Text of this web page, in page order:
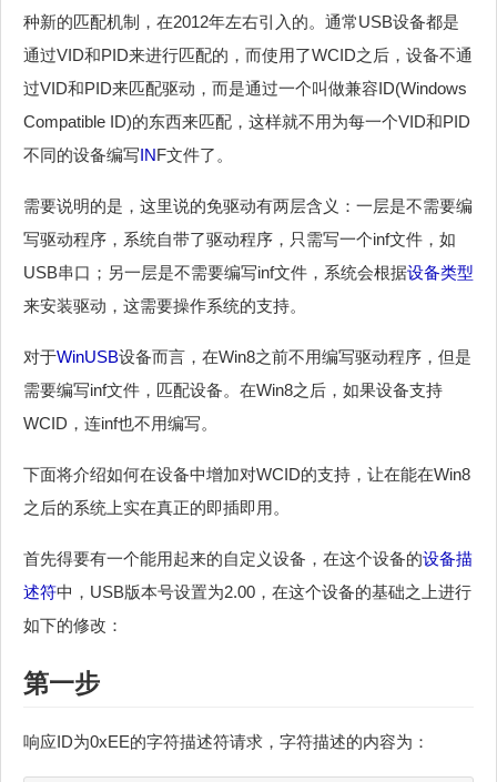
种新的匹配机制，在2012年左右引入的。通常USB设备都是
通过VID和PID来进行匹配的，而使用了WCID之后，设备不通
过VID和PID来匹配驱动，而是通过一个叫做兼容ID(Windows
Compatible ID)的东西来匹配，这样就不用为每一个VID和PID
不同的设备编写INF文件了。
需要说明的是，这里说的免驱动有两层含义：一层是不需要编
写驱动程序，系统自带了驱动程序，只需写一个inf文件，如
USB串口；另一层是不需要编写inf文件，系统会根据设备类型
来安装驱动，这需要操作系统的支持。
对于WinUSB设备而言，在Win8之前不用编写驱动程序，但是
需要编写inf文件，匹配设备。在Win8之后，如果设备支持
WCID，连inf也不用编写。
下面将介绍如何在设备中增加对WCID的支持，让在能在Win8
之后的系统上实在真正的即插即用。
首先得要有一个能用起来的自定义设备，在这个设备的设备描
述符中，USB版本号设置为2.00，在这个设备的基础之上进行
如下的修改：
第一步
响应ID为0xEE的字符描述符请求，字符描述的内容为：